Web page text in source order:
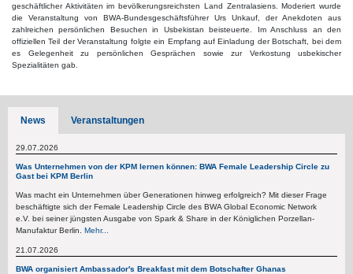
geschäftlicher Aktivitäten im bevölkerungsreichsten Land Zentralasiens. Moderiert wurde
die Veranstaltung von BWA-Bundesgeschäftsführer Urs Unkauf, der Anekdoten aus
zahlreichen persönlichen Besuchen in Usbekistan beisteuerte. Im Anschluss an den
offiziellen Teil der Veranstaltung folgte ein Empfang auf Einladung der Botschaft, bei dem
es Gelegenheit zu persönlichen Gesprächen sowie zur Verkostung usbekischer
Spezialitäten gab.
News Veranstaltungen
29.07.2026
Was Unternehmen von der KPM lernen können: BWA Female Leadership Circle zu
Gast bei KPM Berlin
Was macht ein Unternehmen über Generationen hinweg erfolgreich? Mit dieser Frage
beschäftigte sich der Female Leadership Circle des BWA Global Economic Network
e.V. bei seiner jüngsten Ausgabe von Spark & Share in der Königlichen Porzellan-
Manufaktur Berlin. Mehr...
21.07.2026
BWA organisiert Ambassador's Breakfast mit dem Botschafter Ghanas